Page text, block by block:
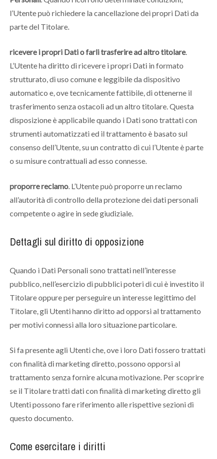
l’Utente può richiedere la cancellazione dei propri Dati da
parte del Titolare.
ricevere i propri Dati o farli trasferire ad altro titolare.
L’Utente ha diritto di ricevere i propri Dati in formato
strutturato, di uso comune e leggibile da dispositivo
automatico e, ove tecnicamente fattibile, di ottenerne il
trasferimento senza ostacoli ad un altro titolare. Questa
disposizione è applicabile quando i Dati sono trattati con
strumenti automatizzati ed il trattamento è basato sul
consenso dell’Utente, su un contratto di cui l’Utente è parte
o su misure contrattuali ad esso connesse.
proporre reclamo . L’Utente può proporre un reclamo
all’autorità di controllo della protezione dei dati personali
competente o agire in sede giudiziale.
Dettagli sul diritto di opposizione
Quando i Dati Personali sono trattati nell’interesse
pubblico, nell’esercizio di pubblici poteri di cui è investito il
Titolare oppure per perseguire un interesse legittimo del
Titolare, gli Utenti hanno diritto ad opporsi al trattamento
per motivi connessi alla loro situazione particolare.
Si fa presente agli Utenti che, ove i loro Dati fossero trattati
con finalità di marketing diretto, possono opporsi al
trattamento senza fornire alcuna motivazione. Per scoprire
se il Titolare tratti dati con finalità di marketing diretto gli
Utenti possono fare riferimento alle rispettive sezioni di
questo documento.
Come esercitare i diritti